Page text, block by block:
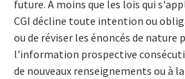
future. À moins que les lois qui
CGI décline toute intention ou
ou de réviser les énoncés de nature
l'information prospective
de nouveaux renseignements ou à